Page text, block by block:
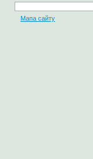
Мапа сайту